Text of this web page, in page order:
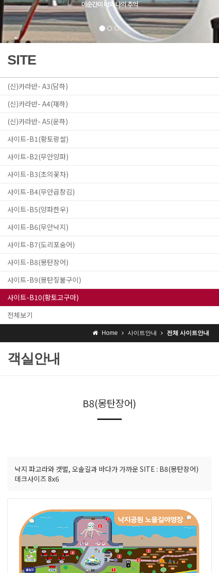
SITE
(신)카라반- A3(담하)
(신)카라반- A4(재하)
(신)카라반- A5(운하)
사이트-B1(황토랑쌀)
사이트-B2(무안양파)
사이트-B3(초의꽃차)
사이트-B4(무안곱창김)
사이트-B5(양파한우)
사이트-B6(무안낙지)
사이트-B7(도리포숭어)
사이트-B8(몽탄장어)
사이트-B9(몽탄짚불구이)
사이트-B10(황토고구마)
전체보기
Home 사이트안내 전체 사이트안내
객실안내
B8(몽탄장어)
낙지 파고라와 갯벌, 오솔길과 바다가 가까운 SITE : B8(몽탄장어)
데크사이즈 8x6